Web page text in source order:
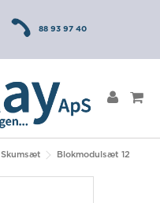
88 93 97 40
Skumsæt Blokmodulsæt 12